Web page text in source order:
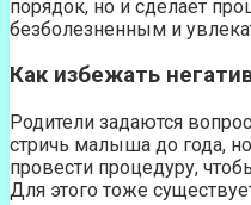
порядок, но и сделает
безболезненным и
Как избежать
Родители задаются
стричь малыша до года,
провести процедуру,
Для этого тоже